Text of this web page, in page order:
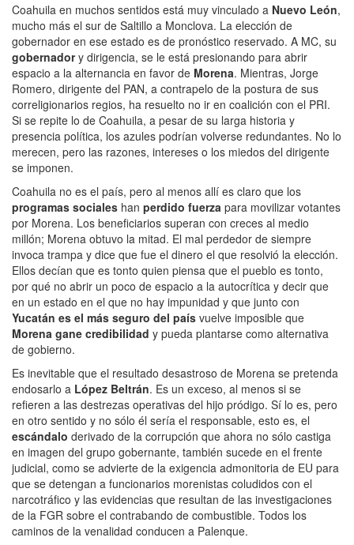
Coahuila en muchos sentidos está muy vinculado a Nuevo León,
mucho más el sur de Saltillo a Monclova. La elección de
gobernador en ese estado es de pronóstico reservado. A MC, su
gobernadory dirigencia, se le está presionando para abrir
espacio a la alternancia en favor de Morena. Mientras, Jorge
Romero, dirigente del PAN, a contrapelo de la postura de sus
correligionarios regios, ha resuelto no ir en coalición con el PRI.
Si se repite lo de Coahuila, a pesar de su larga historia y
presencia política, los azules podrían volverse redundantes. No lo
merecen, pero las razones, intereses o los miedos del dirigente
se imponen.
Coahuila no es el país, pero al menos allí es claro que los
programas sociales han perdido fuerza para movilizar votantes
por Morena. Los beneficiarios superan con creces al medio
millón; Morena obtuvo la mitad. El mal perdedor de siempre
invoca trampa y dice que fue el dinero el que resolvió la elección.
Ellos decían que es tonto quien piensa que el pueblo es tonto,
por qué no abrir un poco de espacio a la autocrítica y decir que
en un estado en el que no hay impunidad y que junto con
Yucatán es el más seguro del país vuelve imposible que
Morena gane credibilidad y pueda plantarse como alternativa
de gobierno.
Es inevitable que el resultado desastroso de Morena se pretenda
endosarlo a López Beltrán. Es un exceso, al menos si se
refieren a las destrezas operativas del hijo pródigo. Sí lo es, pero
en otro sentido y no sólo él sería el responsable, esto es, el
escándalo derivado de la corrupción que ahora no sólo castiga
en imagen del grupo gobernante, también sucede en el frente
judicial, como se advierte de la exigencia admonitoria de EU para
que se detengan a funcionarios morenistas coludidos con el
narcotráfico y las evidencias que resultan de las investigaciones
de la FGR sobre el contrabando de combustible. Todos los
caminos de la venalidad conducen a Palenque.